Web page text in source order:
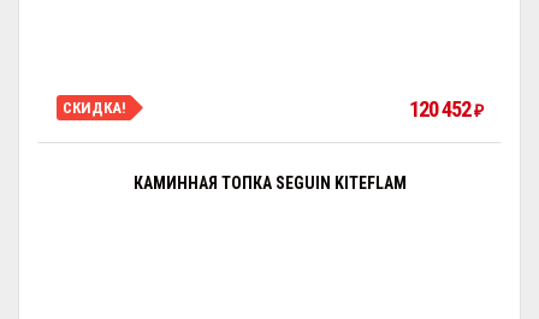
СКИДКА! 120 452₽
КАМИННАЯ ТОПКА SEGUIN KITEFLAM